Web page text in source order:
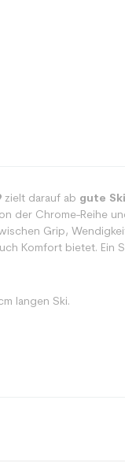
zielt darauf ab gute
der Chrome-Reihe
Grip,
Komfort bietet. Ein
langen Ski.